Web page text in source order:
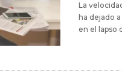
La
ha dejado
en el lapso